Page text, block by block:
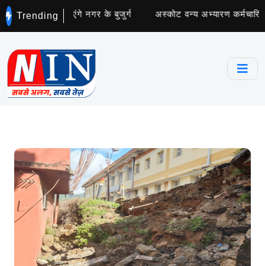
Trending
अभियान चलाएंगे नगर के बुजुर्ग अस्कोट वन्य अभ्यारण कर्मचारियों के